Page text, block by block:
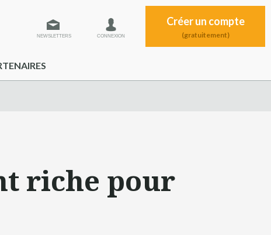
NEWSLETTERS CONNEXION
Créer un compte
(gratuitement)
riche pour